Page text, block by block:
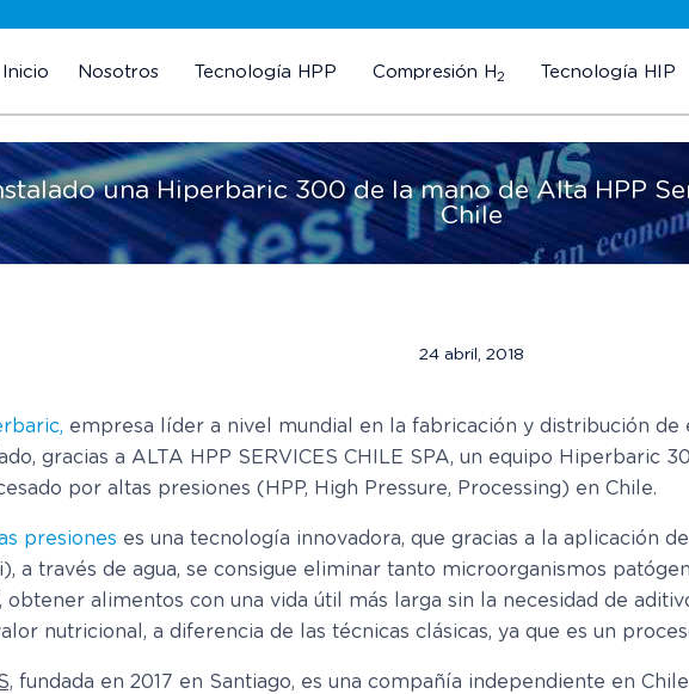
Inicio Nosotros Tecnología HPP Compresión H2 Tecnología HIP
una Hiperbaric 300 de la mano de Alta HPP
Chile
24 abril, 2018
empresa líder a nivel mundial en la fabricación y distribución de
gracias a ALTA HPP SERVICES CHILE SPA, un equipo Hiperbaric
por altas presiones (HPP, High Pressure, Processing) en Chile.
presiones es una tecnología innovadora, que gracias a la aplicación
a través de agua, se consigue eliminar tanto microorganismos
obtener alimentos con una vida útil más larga sin la necesidad de
nutricional, a diferencia de las técnicas clásicas, ya que es un
fundada en 2017 en Santiago, es una compañía independiente en